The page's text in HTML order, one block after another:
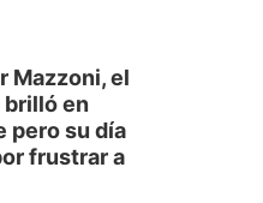
Mazzoni, el
en
pero su día
frustrar a